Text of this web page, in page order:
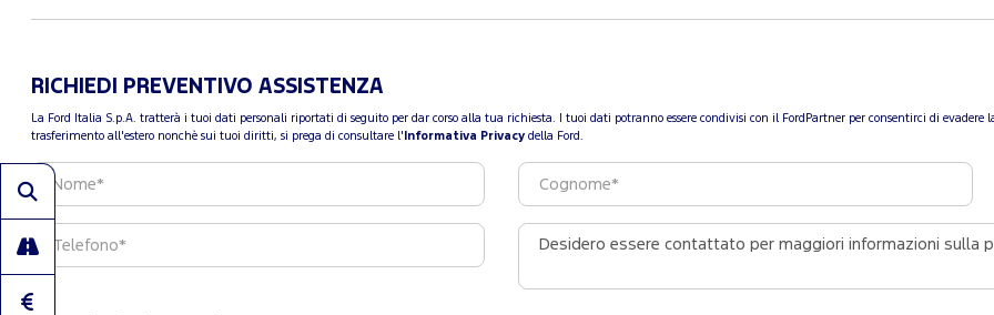
RICHIEDI PREVENTIVO ASSISTENZA
La Ford Italia S.p.A. tratterà i tuoi dati personali riportati di seguito per dar corso alla tua richiesta. I tuoi dati potranno essere condivisi con il FordPartner per consentirci di
trasferimento all'estero nonchè sui tuoi diritti, si prega di consultare l' Informativa Privacy della Ford.